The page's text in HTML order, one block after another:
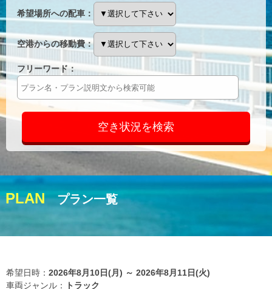
希望場所への配車：
空港からの移動費：
フリーワード：
PLAN プラン一覧
希望日時： 2026年8月10日(月) ～ 2026年8月11日(火)
車両ジャンル：
トラック